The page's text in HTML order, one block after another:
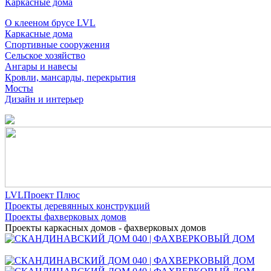
Каркасные дома
О клееном брусе LVL
Каркасные дома
Спортивные сооружения
Сельское хозяйство
Ангары и навесы
Кровли, мансарды, перекрытия
Мосты
Дизайн и интерьер
LVLПроект Плюс
Проекты деревянных конструкций
Проекты фахверковых домов
Проекты каркасных домов - фахверковых домов